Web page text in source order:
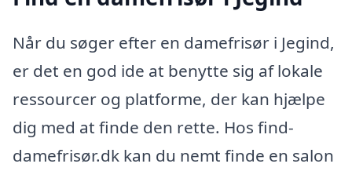
Når du søger efter en damefrisør i Jegind,
er det en god ide at benytte sig af lokale
ressourcer og platforme, der kan hjælpe
dig med at finde den rette. Hos find-
damefrisør.dk kan du nemt finde en salon